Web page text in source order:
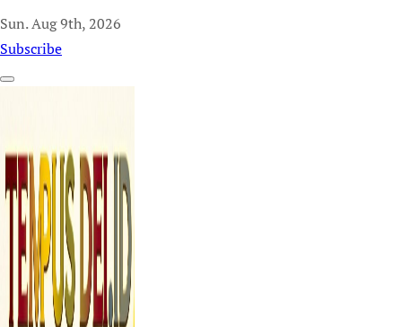
Sun. Aug 9th, 2026
Subscribe